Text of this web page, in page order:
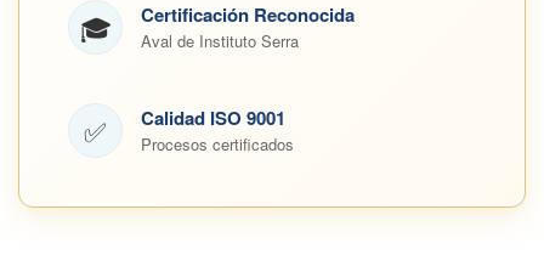
🎓 Certificación Reconocida
Aval de Instituto Serra
✅ Calidad ISO 9001
Procesos certificados